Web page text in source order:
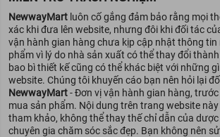
NewwayMart luôn cố gắng đảm bảo rằng mọi
xác khi đưa lên website, nhưng đôi khi đối tác
vận hành gian hàng chưa kịp cập nhật thông tin
phẩm vì lý do nhà sản xuất có thể thay đổi
bao bì thiết kế cũng có thể khác biệt với những
website. Chúng tôi khuyến cáo bạn nên hỏi lại
NewwayMart- Đơn vị vận hành gian hàng,
mua sản phẩm. Nội dung trên trang website
tham khảo, không thể thay thế chỉ dẫn của dược
chuyên gia chăm sóc sắc đẹp. Bạn không nên